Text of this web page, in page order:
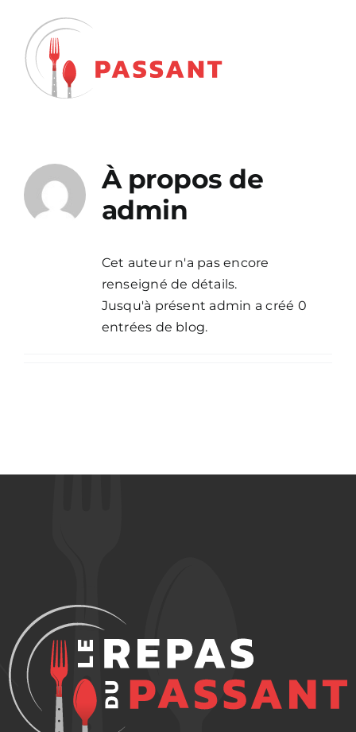
contenu
À propos de
admin
Cet auteur n'a pas encore
renseigné de détails.
Jusqu'à présent admin a créé 0
entrées de blog.